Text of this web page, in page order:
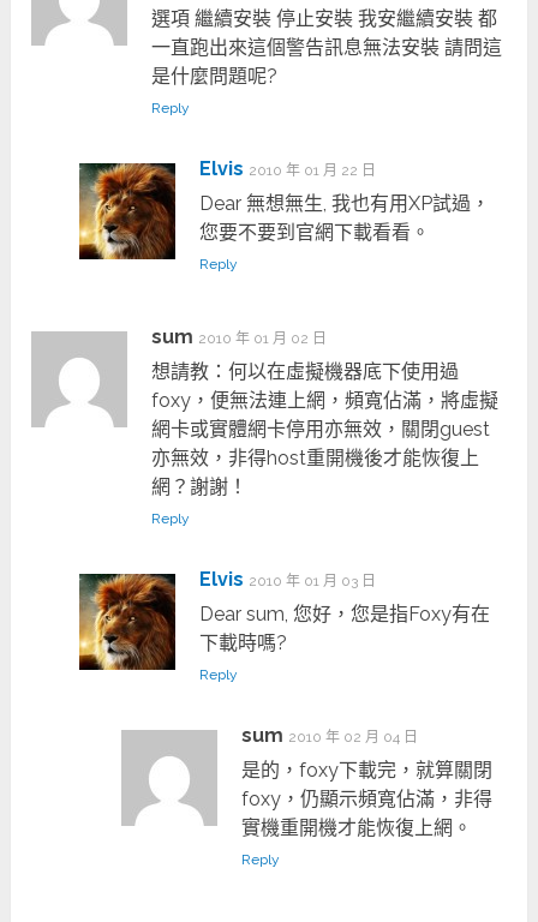
選項 繼續安裝 停止安裝 我安繼續安裝 都
一直跑出來這個警告訊息無法安裝 請問這
是什麼問題呢?
Reply
Elvis 2010 年 01 月 22 日
Dear 無想無生, 我也有用XP試過，
您要不要到官網下載看看。
Reply
sum 2010 年 01 月 02 日
想請教：何以在虛擬機器底下使用過
foxy，便無法連上網，頻寬佔滿，將虛擬
網卡或實體網卡停用亦無效，關閉guest
亦無效，非得host重開機後才能恢復上
網？謝謝！
Reply
Elvis 2010 年 01 月 03 日
Dear sum, 您好，您是指Foxy有在
下載時嗎?
Reply
sum 2010 年 02 月 04 日
是的，foxy下載完，就算關閉
foxy，仍顯示頻寬佔滿，非得
實機重開機才能恢復上網。
Reply